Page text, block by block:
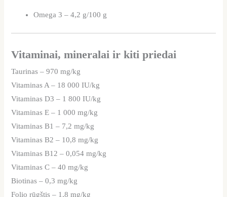
Omega 3 – 4,2 g/100 g
Vitaminai, mineralai ir kiti priedai
Taurinas – 970 mg/kg
Vitaminas A – 18 000 IU/kg
Vitaminas D3 – 1 800 IU/kg
Vitaminas E – 1 000 mg/kg
Vitaminas B1 – 7,2 mg/kg
Vitaminas B2 – 10,8 mg/kg
Vitaminas B12 – 0,054 mg/kg
Vitaminas C – 40 mg/kg
Biotinas – 0,3 mg/kg
Folio rūgštis – 1,8 mg/kg